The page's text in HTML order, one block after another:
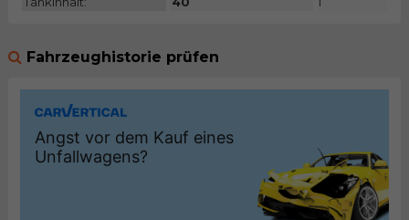
Fahrzeughistorie prüfen